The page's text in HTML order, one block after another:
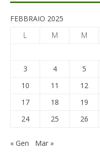
FEBBRAIO 2025
L
M M
3
4 5
10
11 12
17
18 19
24
25 26
« Gen Mar »